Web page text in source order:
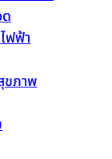
ฟฟ้า
ขภาพ